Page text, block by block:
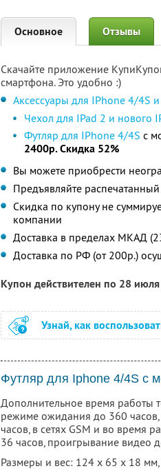
Основное Отзывы
Скачайте приложение
смартфона. Это удобно :)
Аксессуары для IPhone 4/4S
Чехол для IPad 2 и нового
Футляр для IPhone 4/4S c
2400р. Скидка 52%
Вы можете приобрести
Предъявляйте
Скидка по купону не
компании
Доставка в пределах МКАД
Доставка по РФ (от 200р.)
Купон действителен по 28
Узнай, как
Футляр для Iphone 4/4S c
Дополнительное время работы
режиме ожидания до 360 часов,
часов, в сетях GSM и во время
36 часов, проигрывание видео
Размеры и вес: 124 х 65 х 18 мм,